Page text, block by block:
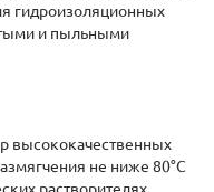
гидроизоляционных
и пыльными
высококачественных
не ниже 80°С
растворителях.